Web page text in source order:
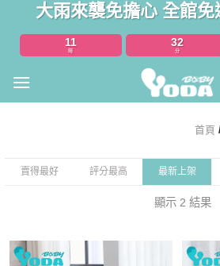
大雨來襲免擔心 全館
11
時
32
分
首頁
賣得最好 評分最高 最新上架
顯示 2 結果